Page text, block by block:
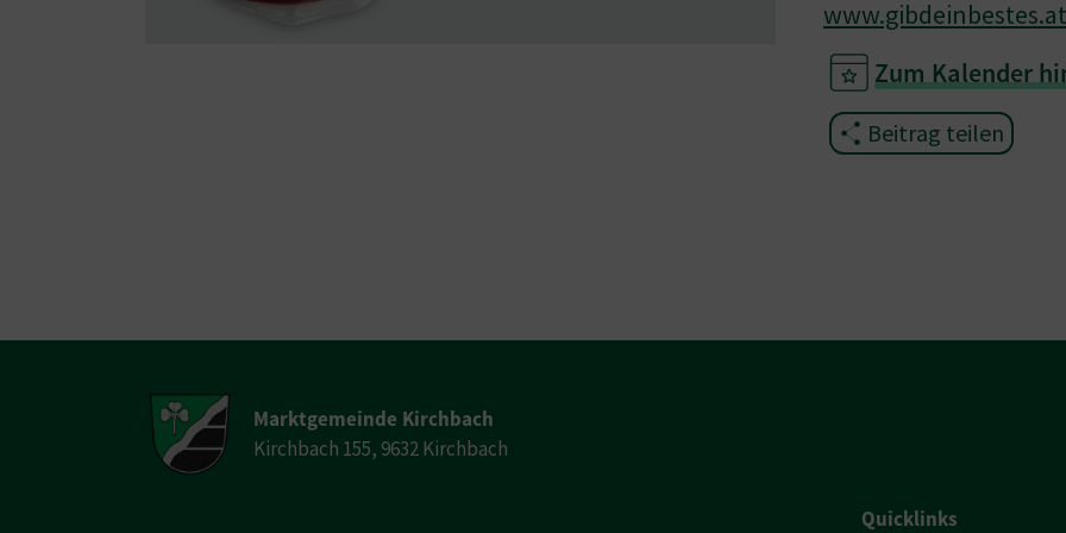
www.gibdeinbestes.at
Zum Kalender
Beitrag teilen
Marktgemeinde Kirchbach
Kirchbach 155, 9632 Kirchbach
Quicklinks